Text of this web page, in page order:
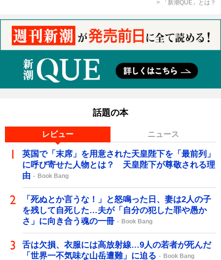
「新潮QUE」とは？
話題の本
レビュー ニュース
英国で「末席」を用意された天皇陛下を「最前列」
に呼び寄せた人物とは？ 天皇陛下が尊敬される理
由
Book Bang
「死ぬとか言うな！」と怒鳴った日、妻は2人の子
を残して自死した…夫が「自分の犯した罪や愚か
さ」に向き合う魂の一冊
Book Bang
舌は欠損、衣服には高放射線…9人の若者が死んだ
「世界一不気味な山岳遭難」に迫る
Book Bang